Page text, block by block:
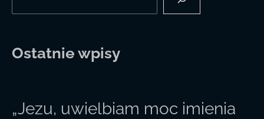
Ostatnie wpisy
„Jezu, uwielbiam moc imienia